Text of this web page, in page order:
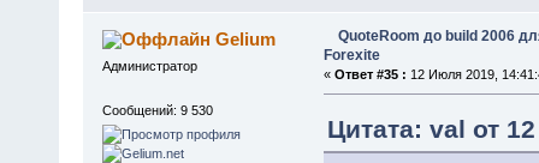
Gelium
Администратор
Сообщений: 9 530
QuoteRoom до build 2006
Forexite
« Ответ #35 : 12 Июля 2019,
Цитата: val от